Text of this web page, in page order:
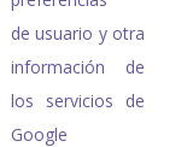
de usuario y otra
información de
los servicios de
Google